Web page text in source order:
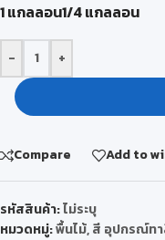
1 แกลลอน1/4 แกลลอน
-
+
Compare Add to
รหัสสินค้า:ไม่ระบุ
หมวดหมู่:พื้นไม้,สี อุปกรณ์ท